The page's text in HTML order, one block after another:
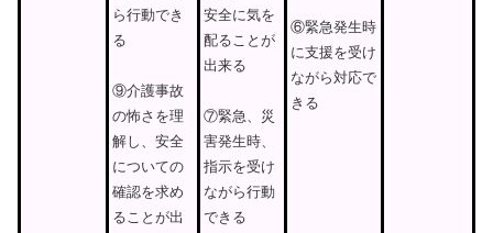
ら行動でき
る
⑨介護事故
の怖さを理
解し、安全
についての
確認を求め
ることが出
安全に気を
配ることが
出来る
⑦緊急、災
害発生時、
指示を受け
ながら行動
できる
⑥緊急発生時
に支援を受け
ながら対応で
きる